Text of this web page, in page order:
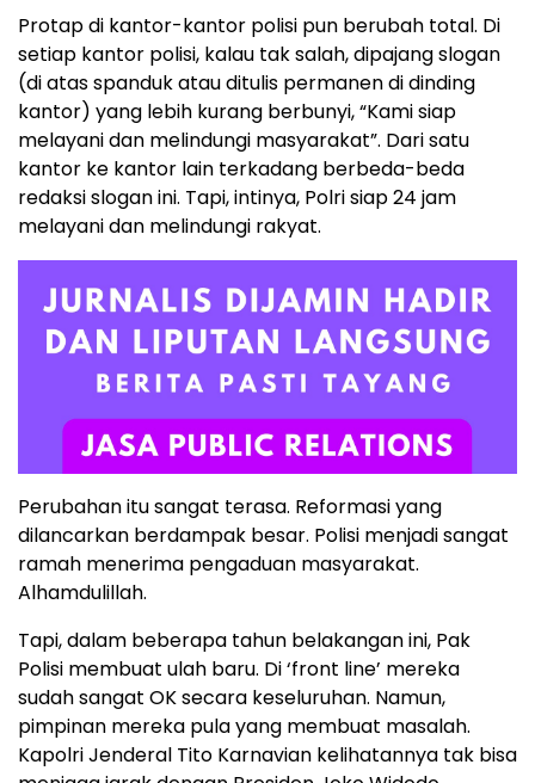
Protap di kantor-kantor polisi pun berubah total. Di
setiap kantor polisi, kalau tak salah, dipajang slogan
(di atas spanduk atau ditulis permanen di dinding
kantor) yang lebih kurang berbunyi, “Kami siap
melayani dan melindungi masyarakat”. Dari satu
kantor ke kantor lain terkadang berbeda-beda
redaksi slogan ini. Tapi, intinya, Polri siap 24 jam
melayani dan melindungi rakyat.
Perubahan itu sangat terasa. Reformasi yang
dilancarkan berdampak besar. Polisi menjadi sangat
ramah menerima pengaduan masyarakat.
Alhamdulillah.
Tapi, dalam beberapa tahun belakangan ini, Pak
Polisi membuat ulah baru. Di ‘front line’ mereka
sudah sangat OK secara keseluruhan. Namun,
pimpinan mereka pula yang membuat masalah.
Kapolri Jenderal Tito Karnavian kelihatannya tak bisa